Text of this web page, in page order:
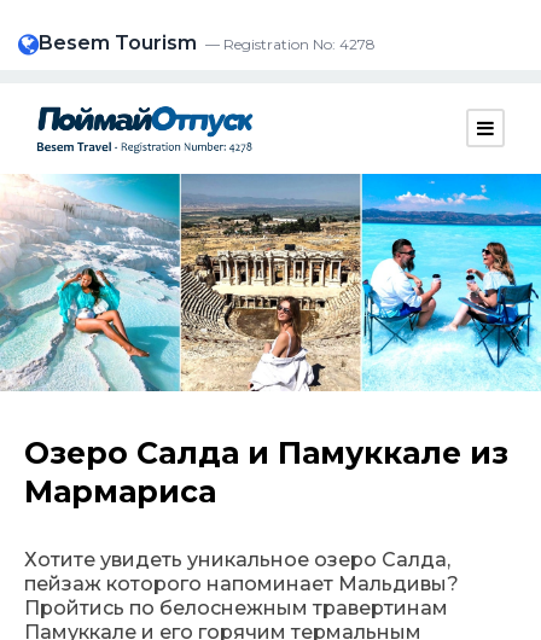
Besem Tourism — Registration No: 4278
Озеро Салда и Памуккале из
Мармариса
Хотите увидеть уникальное озеро Салда,
пейзаж которого напоминает Мальдивы?
Пройтись по белоснежным травертинам
Памуккале и его горячим термальным